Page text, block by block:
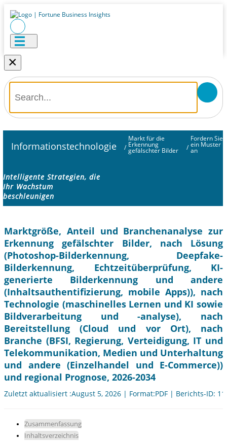
×
Informationstechnologie /
Markt für die
Erkennung
gefälschter Bilder /
Fordern Sie
ein Muster
an
Intelligente Strategien, die
Ihr Wachstum
beschleunigen
Marktgröße, Anteil und Branchenanalyse zur
Erkennung gefälschter Bilder, nach Lösung
(Photoshop-Bilderkennung, Deepfake-
Bilderkennung, Echtzeitüberprüfung, KI-
generierte Bilderkennung und andere
(Inhaltsauthentifizierung, mobile Apps)), nach
Technologie (maschinelles Lernen und KI sowie
Bildverarbeitung und -analyse), nach
Bereitstellung (Cloud und vor Ort), nach
Branche (BFSI, Regierung, Verteidigung, IT und
Telekommunikation, Medien und Unterhaltung
und andere (Einzelhandel und E-Commerce))
und regional Prognose, 2026-2034
Zuletzt aktualisiert :August 5, 2026 | Format:PDF | Berichts-ID:
Zusammenfassung
Inhaltsverzeichnis